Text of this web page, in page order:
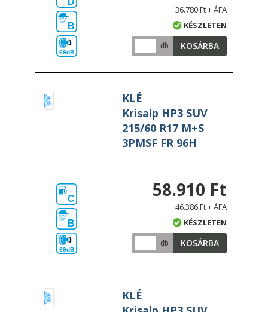
B
69dB
36.780 Ft + ÁFA
KÉSZLETEN
db KOSÁRBA
KLÉ
Krisalp HP3 SUV
215/60 R17 M+S
3PMSF FR 96H
C
B
69dB
58.910 Ft
46.386 Ft + ÁFA
KÉSZLETEN
db KOSÁRBA
KLÉ